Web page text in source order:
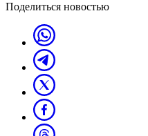
Поделиться новостью